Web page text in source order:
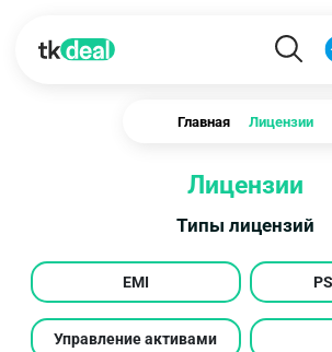
Главная Лицензии
Лицензии
Типы лицензий
EMI
Управление активами